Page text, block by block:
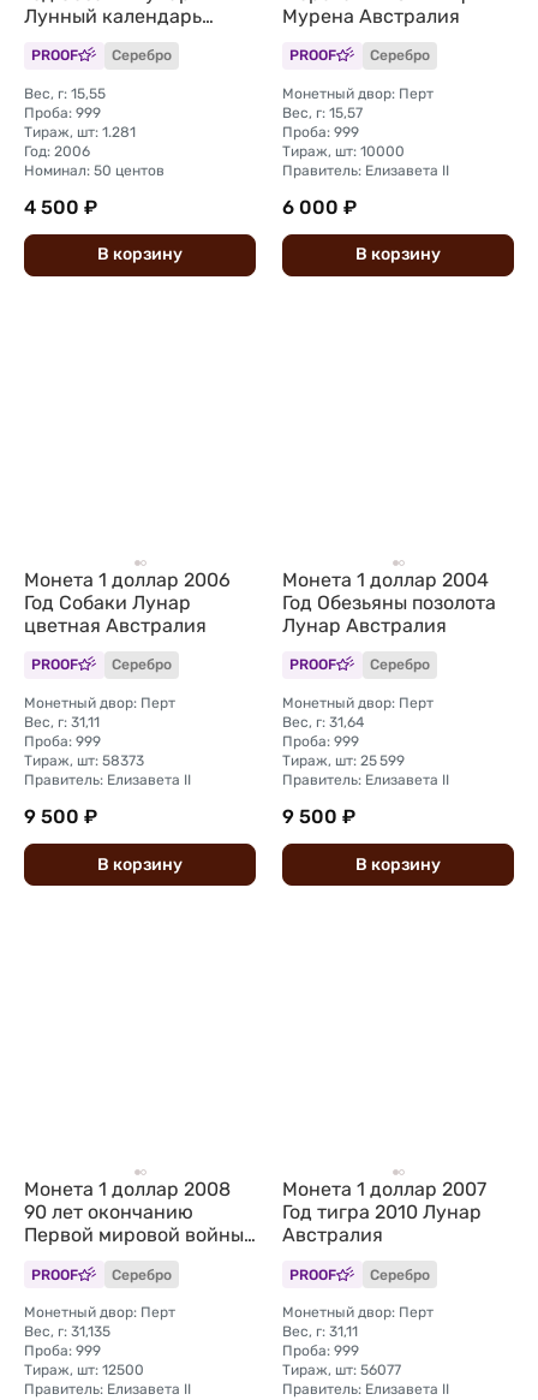
Лунный календарь
Австралия
PROOF Серебро
Вес, г: 15,55
Проба: 999
Тираж, шт: 1.281
Год: 2006
Номинал: 50 центов
4 500 ₽
В корзину
Мурена Австралия
PROOF Серебро
Монетный двор: Перт
Вес, г: 15,57
Проба: 999
Тираж, шт: 10000
Правитель: Елизавета II
6 000 ₽
В корзину
Монета 1 доллар 2006
Год Собаки Лунар
цветная Австралия
PROOF Серебро
Монетный двор: Перт
Вес, г: 31,11
Проба: 999
Тираж, шт: 58373
Правитель: Елизавета II
9 500 ₽
В корзину
Монета 1 доллар 2004
Год Обезьяны позолота
Лунар Австралия
PROOF Серебро
Монетный двор: Перт
Вес, г: 31,64
Проба: 999
Тираж, шт: 25 599
Правитель: Елизавета II
9 500 ₽
В корзину
Монета 1 доллар 2008
90 лет окончанию
Первой мировой войны
Австралия
PROOF Серебро
Монетный двор: Перт
Вес, г: 31,135
Проба: 999
Тираж, шт: 12500
Правитель: Елизавета II
Монета 1 доллар 2007
Год тигра 2010 Лунар
Австралия
PROOF Серебро
Монетный двор: Перт
Вес, г: 31,11
Проба: 999
Тираж, шт: 56077
Правитель: Елизавета II